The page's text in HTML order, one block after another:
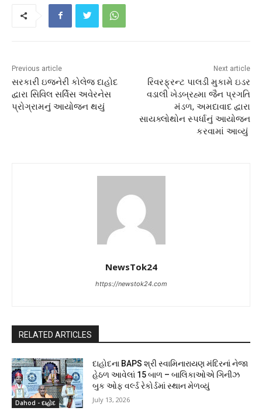
Previous article
સરકારી ઇજનેરી કોલેજ દાહોદ
દ્વારા સિવિલ સર્વિસ અવેરનેસ
પ્રોગ્રામનું આયોજન થયું
Next article
રિવરફ્રન્ટ પાલડી મુકામે ઇડર
વડાલી ખેડબ્રહ્મા જૈન પ્રગતિ
મંડળ, અમદાવાદ દ્વારા
સાયક્લોથોન સ્પર્ધાનું આયોજન
કરવામાં આવ્યું
NewsTok24
https://newstok24.com
RELATED ARTICLES
Dahod - દાહોદ
દાહોદના BAPS શ્રી સ્વામિનારાયણ મંદિરનાં નેજા
હેઠળ આવેલાં 15 બાળ – બાલિકાઓએ ગિનીઝ
બુક ઓફ વર્લ્ડ રેકોર્ડમાં સ્થાન મેળવ્યું
July 13, 2026